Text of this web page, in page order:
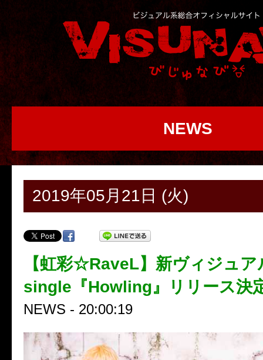
NEWS
2019年05月21日 (火)
【虹彩☆RaveL】新ヴィジュ
single『Howling』リリース決
NEWS - 20:00:19